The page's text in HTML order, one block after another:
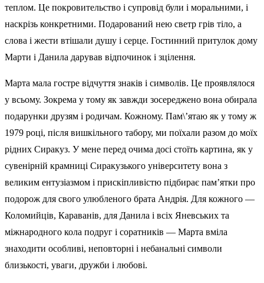
теплом. Це покровительство і супровід були і моральними, і
наскрізь конкретними. Подарований нею светр грів тіло, а
слова і жести втішали душу і серце. Гостинний притулок дому
Марти і Данила дарував відпочинок і зцілення.
Марта мала гостре відчуття знаків і символів. Це проявлялося
у всьому. Зокрема у тому як завжди зосереджено вона обирала
подарунки друзям і родичам. Кожному. Пам\’ятаю як у тому ж
1979 році, після вишкільного табору, ми поїхали разом до моїх
рідних Сиракуз. У мене перед очима досі стоїть картина, як у
сувенірній крамниці Сиракузького університету вона з
великим ентузіазмом і прискіпливістю підбирає пам’ятки про
подорож для свого улюбленого брата Андрія. Для кожного —
Коломийців, Караванів, для Данила і всіх Яневських та
міжнародного кола подруг і соратників — Марта вміла
знаходити особливі, неповторні і небанальні символи
близькості, уваги, дружби і любові.